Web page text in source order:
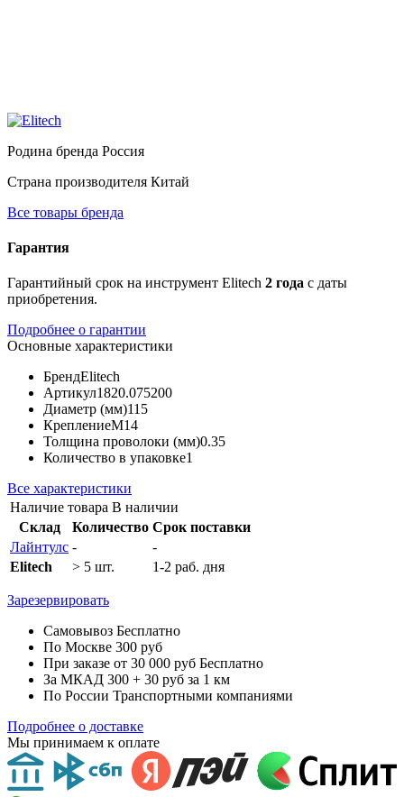
Родина бренда Россия
Страна производителя Китай
Все товары бренда
Гарантия
Гарантийный срок на инструмент Elitech 2 года с даты
приобретения.
Подробнее о гарантии
Основные характеристики
БрендElitech
Артикул1820.075200
Диаметр (мм)115
КреплениеM14
Толщина проволоки (мм)0.35
Количество в упаковке1
Все характеристики
Наличие товара В наличии
Склад
Количество Срок поставки
Лайнтулс -
-
Elitech
> 5 шт. 1-2 раб. дня
Зарезервировать
Самовывоз Бесплатно
По Москве 300 руб
При заказе от 30 000 руб Бесплатно
За МКАД 300 + 30 руб за 1 км
По России Транспортными компаниями
Подробнее о доставке
Мы принимаем к оплате